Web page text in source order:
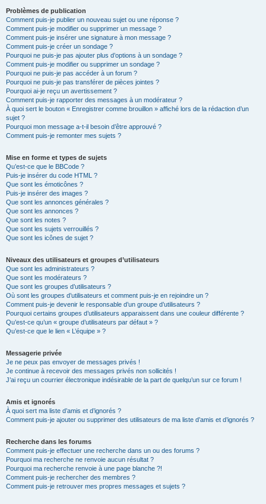
Problèmes de publication
Comment puis-je publier un nouveau sujet ou une réponse ?
Comment puis-je modifier ou supprimer un message ?
Comment puis-je insérer une signature à mon message ?
Comment puis-je créer un sondage ?
Pourquoi ne puis-je pas ajouter plus d’options à un sondage ?
Comment puis-je modifier ou supprimer un sondage ?
Pourquoi ne puis-je pas accéder à un forum ?
Pourquoi ne puis-je pas transférer de pièces jointes ?
Pourquoi ai-je reçu un avertissement ?
Comment puis-je rapporter des messages à un modérateur ?
À quoi sert le bouton « Enregistrer comme brouillon » affiché lors de la rédaction d’un
sujet ?
Pourquoi mon message a-t-il besoin d’être approuvé ?
Comment puis-je remonter mes sujets ?
Mise en forme et types de sujets
Qu’est-ce que le BBCode ?
Puis-je insérer du code HTML ?
Que sont les émoticônes ?
Puis-je insérer des images ?
Que sont les annonces générales ?
Que sont les annonces ?
Que sont les notes ?
Que sont les sujets verrouillés ?
Que sont les icônes de sujet ?
Niveaux des utilisateurs et groupes d’utilisateurs
Que sont les administrateurs ?
Que sont les modérateurs ?
Que sont les groupes d’utilisateurs ?
Où sont les groupes d’utilisateurs et comment puis-je en rejoindre un ?
Comment puis-je devenir le responsable d’un groupe d’utilisateurs ?
Pourquoi certains groupes d’utilisateurs apparaissent dans une couleur différente ?
Qu’est-ce qu’un « groupe d’utilisateurs par défaut » ?
Qu’est-ce que le lien « L’équipe » ?
Messagerie privée
Je ne peux pas envoyer de messages privés !
Je continue à recevoir des messages privés non sollicités !
J’ai reçu un courrier électronique indésirable de la part de quelqu’un sur ce forum !
Amis et ignorés
À quoi sert ma liste d’amis et d’ignorés ?
Comment puis-je ajouter ou supprimer des utilisateurs de ma liste d’amis et d’ignorés ?
Recherche dans les forums
Comment puis-je effectuer une recherche dans un ou des forums ?
Pourquoi ma recherche ne renvoie aucun résultat ?
Pourquoi ma recherche renvoie à une page blanche ?!
Comment puis-je rechercher des membres ?
Comment puis-je retrouver mes propres messages et sujets ?